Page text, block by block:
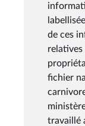
de ces
relatives
fichier
travaillé